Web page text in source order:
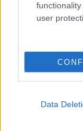
user
Data